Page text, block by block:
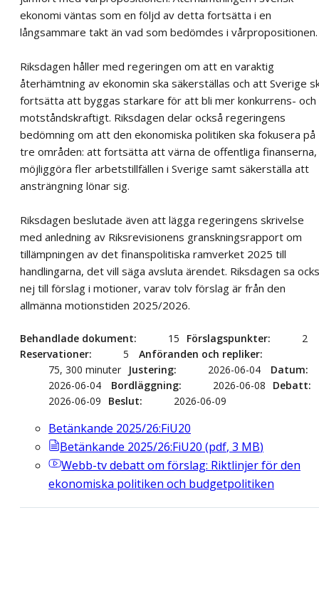
ekonomi väntas som en följd av detta fortsätta i en
långsammare takt än vad som bedömdes i vårpropositionen.
Riksdagen håller med regeringen om att en varaktig
återhämtning av ekonomin ska säkerställas och att Sverige
fortsätta att byggas starkare för att bli mer konkurrens- och
motståndskraftigt. Riksdagen delar också regeringens
bedömning om att den ekonomiska politiken ska fokusera på
tre områden: att fortsätta att värna de offentliga finanserna,
möjliggöra fler arbetstillfällen i Sverige samt säkerställa att
ansträngning lönar sig.
Riksdagen beslutade även att lägga regeringens skrivelse
med anledning av Riksrevisionens granskningsrapport om
tillämpningen av det finanspolitiska ramverket 2025 till
handlingarna, det vill säga avsluta ärendet. Riksdagen sa
nej till förslag i motioner, varav tolv förslag är från den
allmänna motionstiden 2025/2026.
Behandlade dokument 15 Förslagspunkter
2
Reservationer
5
Anföranden och repliker
75, 300 minuter
Justering 2026-06-04
Datum
2026-06-04
Bordläggning 2026-06-08
Debatt
2026-06-09
Beslut 2026-06-09
Betänkande 2025/26:FiU20
Betänkande 2025/26:FiU20 (pdf, 3 MB)
Webb-tvdebatt om förslag: Riktlinjer för den
ekonomiska politiken och budgetpolitiken